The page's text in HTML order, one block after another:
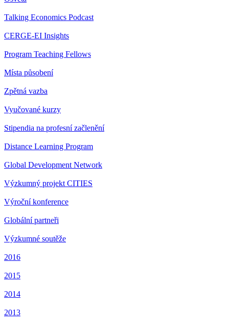
Talking Economics Podcast
CERGE-EI Insights
Program Teaching Fellows
Místa působení
Zpětná vazba
Vyučované kurzy
Stipendia na profesní začlenění
Distance Learning Program
Global Development Network
Výzkumný projekt CITIES
Výroční konference
Globální partneři
Výzkumné soutěže
2016
2015
2014
2013